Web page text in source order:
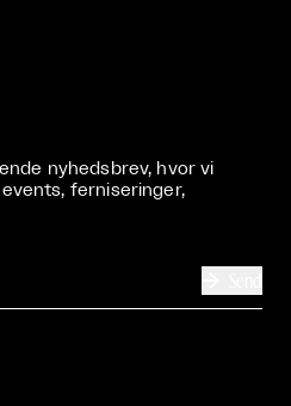
nyhedsbrev, hvor vi
ferniseringer,